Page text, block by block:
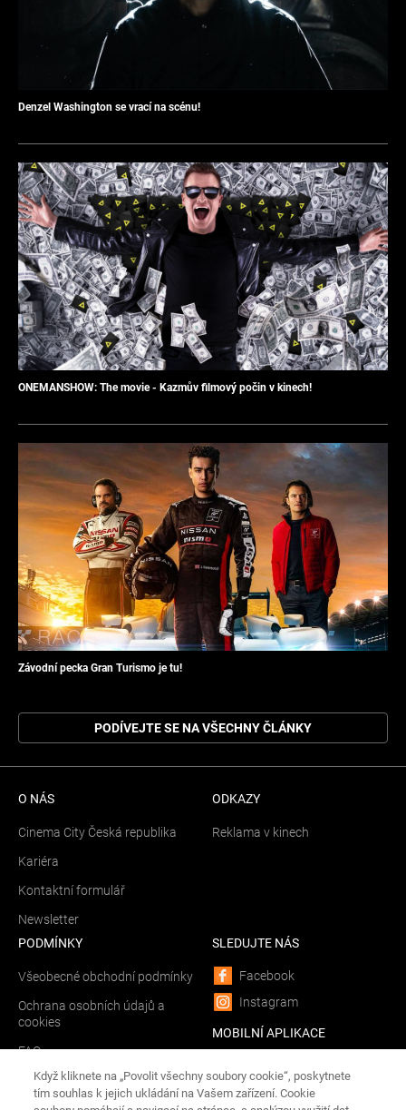
Denzel Washington se vrací na scénu!
ONEMANSHOW: The movie - Kazmův filmový počin v kinech!
Závodní pecka Gran Turismo je tu!
PODÍVEJTE SE NA VŠECHNY ČLÁNKY
O NÁS
Cinema City Česká republika
Kariéra
Kontaktní formulář
Newsletter
ODKAZY
Reklama v kinech
PODMÍNKY
Všeobecné obchodní podmínky
Ochrana osobních údajů a
cookies
FAQ
Spravovat Cookies
SLEDUJTE NÁS
Facebook
Instagram
MOBILNÍ APLIKACE
iOS
Když kliknete na „Povolit všechny soubory cookie“, poskytnete
tím souhlas k jejich ukládání na Vašem zařízení. Cookie